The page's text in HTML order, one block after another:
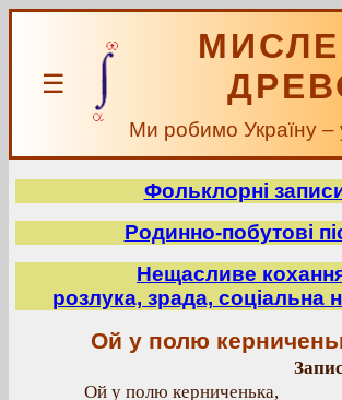
☰
Ми робимо Україну –
Фольклорні
Родинно-побутові
Нещасливе
розлука, зрада, соціальна
Ой у полю
Ой у полю керниченька,